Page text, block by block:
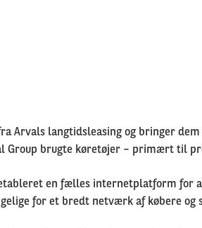
Arvals langtidsleasing og bringer
Group brugte køretøjer – primært til
en fælles internetplatform for
for et bredt netværk af købere og